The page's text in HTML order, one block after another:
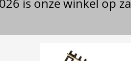
is onze winkel op